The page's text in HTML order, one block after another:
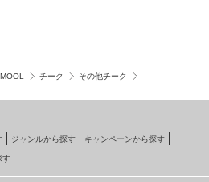
チーク
その他チーク
ジャンルから探す キャンペーンから探す
す